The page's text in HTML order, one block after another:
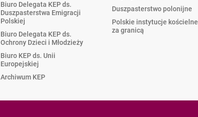
Biuro Delegata KEP ds.
Duszpasterstwa Emigracji
Polskiej
Biuro Delegata KEP ds.
Ochrony Dzieci i Młodzieży
Biuro KEP ds. Unii
Europejskiej
Archiwum KEP
Duszpasterstwo polonijne
Polskie instytucje kościelne
za granicą